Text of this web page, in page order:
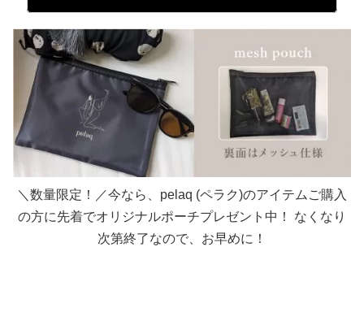
＼数量限定！／今なら、pelaq (ペラク)のアイテムご購入
の方に先着でオリジナルポーチプレゼント中！ なくなり
次第終了なので、お早めに！